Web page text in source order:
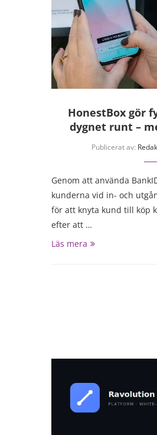
HonestBox gör
dygnet runt –
Publicerat av:
Genom att använda
kunderna vid in- och
för att knyta kund till köp
efter att …
Läs mera